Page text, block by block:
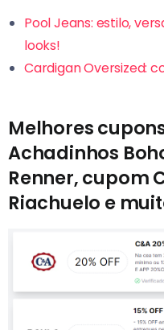
Pool Jeans: estilo,
looks!
Cardigan Oversized:
Melhores
Achadinhos
Renner, cupom
Riachuelo e